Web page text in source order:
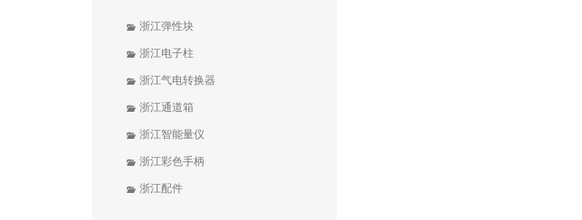
浙江弹性块
浙江电子柱
浙江气电转换器
浙江通道箱
浙江智能量仪
浙江彩色手柄
浙江配件